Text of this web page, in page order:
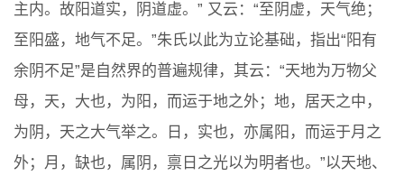
主内。故阳道实，阴道虚。” 又云：“至阴虚，天气绝；
至阳盛，地气不足。”朱氏以此为立论基础，指出“阳有
余阴不足”是自然界的普遍规律，其云：“天地为万物父
母，天，大也，为阳，而运于地之外；地，居天之中，
为阴，天之大气举之。日，实也，亦属阳，而运于月之
外；月，缺也，属阴，禀日之光以为明者也。”以天地、